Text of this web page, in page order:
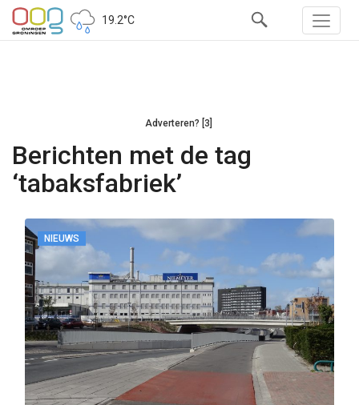
19.2°C
Adverteren? [3]
Berichten met de tag
‘tabaksfabriek’
NIEUWS